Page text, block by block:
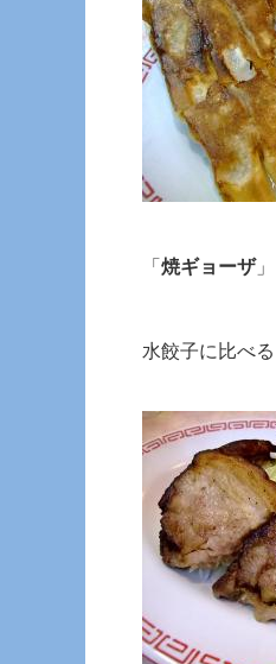
「 焼ギョーザ
水餃子に比べ